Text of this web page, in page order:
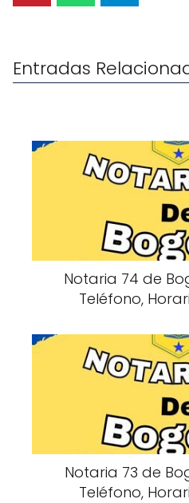
Entradas
Notaria 74 de
Teléfono,
Notaria 73 de
Teléfono,